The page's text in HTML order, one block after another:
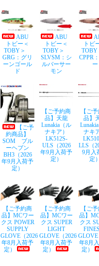
ABU
トビー＜
TOBY＞
GRG：グリ
ーンゴール
ド
ABU
トビー＜
TOBY＞
SLVSM：シ
ルバーサー
モン
トビ
CPPR
ー
【ご予
約商品】
SOM ブル
ーヘブン
BH3（2026
年9月入荷予
定）
【ご予約商
品】天龍
Lunakia（ル
ナキア）
LK512S-
ULS（2026
年9月入荷予
定）
【ご
品】
ナキ
LLS（
9月入
定）
【ご予約商
品】MCワー
クス POWER
SUPPLY
GLOVE（2026
年8月入荷予
定）
【ご予約商
品】MCワー
クス SUPER
LIGHT
GLOVE（2026
年8月入荷予
定）
【ご
品】
クス
GLOVE
年8月
定）